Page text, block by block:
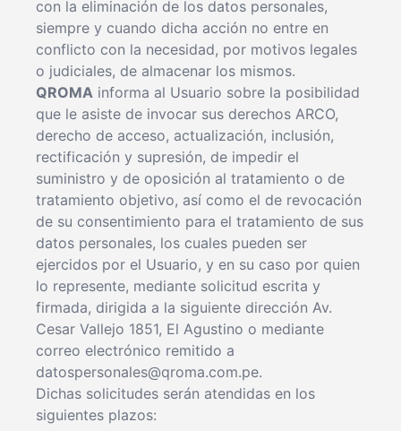
con la eliminación de los datos personales,
siempre y cuando dicha acción no entre en
conflicto con la necesidad, por motivos legales
o judiciales, de almacenar los mismos.
QROMA informa al Usuario sobre la posibilidad
que le asiste de invocar sus derechos ARCO,
derecho de acceso, actualización, inclusión,
rectificación y supresión, de impedir el
suministro y de oposición al tratamiento o de
tratamiento objetivo, así como el de revocación
de su consentimiento para el tratamiento de sus
datos personales, los cuales pueden ser
ejercidos por el Usuario, y en su caso por quien
lo represente, mediante solicitud escrita y
firmada, dirigida a la siguiente dirección Av.
Cesar Vallejo 1851, El Agustino o mediante
correo electrónico remitido a
datospersonales@qroma.com.pe.
Dichas solicitudes serán atendidas en los
siguientes plazos: